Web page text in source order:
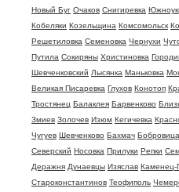
Новый Буг Очаков Снигиревка
Кобеляки Козельщина Комсомольск
Решетиловка Семеновка Чернухи
Путила Сокиряны Христиновка
Шевченковский Лысянка Маньковка
Великая Писаревка Глухов Конотоп
Тростянец Балаклея Барвенково
Змиев Золочев Изюм Кегичевка
Чугуев Шевченково Бахмач Бобровица
Северский Носовка Прилуки Репки
Деражня Дунаевцы Изяслав Каменец-
Староконстантинов Теофиполь